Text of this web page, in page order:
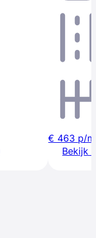
€ 463 p/m
Bekijk